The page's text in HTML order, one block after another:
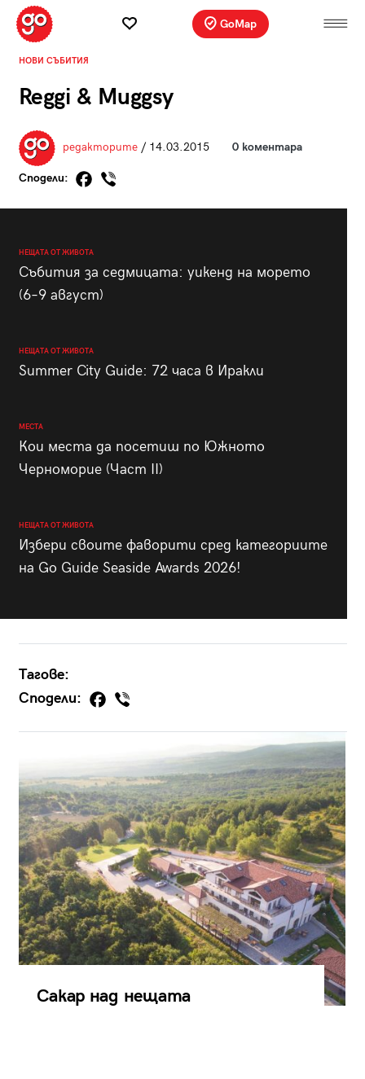
GoMap
НОВИ СЪБИТИЯ
Reggi & Muggsy
редакторите/ 14.03.2015 0 коментара
Сподели:
НЕЩАТА ОТ ЖИВОТА
Събития за седмицата: уикенд на морето
(6–9 август)
НЕЩАТА ОТ ЖИВОТА
Summer City Guide: 72 часа в Иракли
МЕСТА
Кои места да посетиш по Южното
Черноморие (Част II)
НЕЩАТА ОТ ЖИВОТА
Избери своите фаворити сред категориите
на Go Guide Seaside Awards 2026!
Тагове:
Сподели:
Сакар над нещата